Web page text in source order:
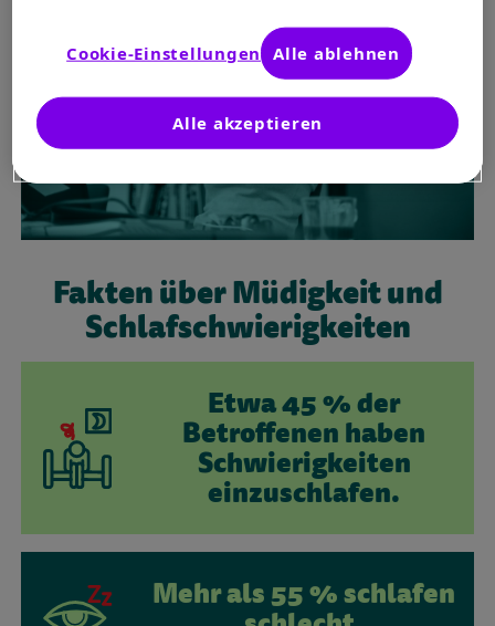
Fakten über Müdigkeit und
Schlafschwierigkeiten
Etwa 45 % der
Betroffenen haben
Schwierigkeiten
einzuschlafen.
Mehr als 55 % schlafen
Cookie-Einstellungen
Alle akzeptieren
Alle ablehnen